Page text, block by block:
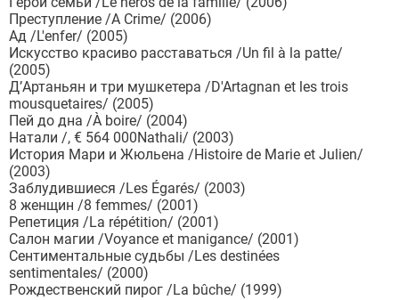
Преступление /A Crime/ (2006)
Ад /L'enfer/ (2005)
Искусство красиво расставаться /Un fil à la patte/
(2005)
Д’Артаньян и три мушкетера /D'Artagnan et les trois
mousquetaires/ (2005)
Пей до дна /À boire/ (2004)
Натали /, € 564 000Nathali/ (2003)
История Мари и Жюльена /Histoire de Marie et Julien/
(2003)
Заблудившиеся /Les Égarés/ (2003)
8 женщин /8 femmes/ (2001)
Репетиция /La répétition/ (2001)
Салон магии /Voyance et manigance/ (2001)
Сентиментальные судьбы /Les destinées
sentimentales/ (2000)
Рождественский пирог /La bûche/ (1999)